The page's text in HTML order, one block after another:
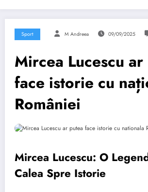
Sport M Andreea 09/09/2025
Mircea Lucescu
face istorie cu
României
Mircea Lucescu: O
Calea Spre Istorie